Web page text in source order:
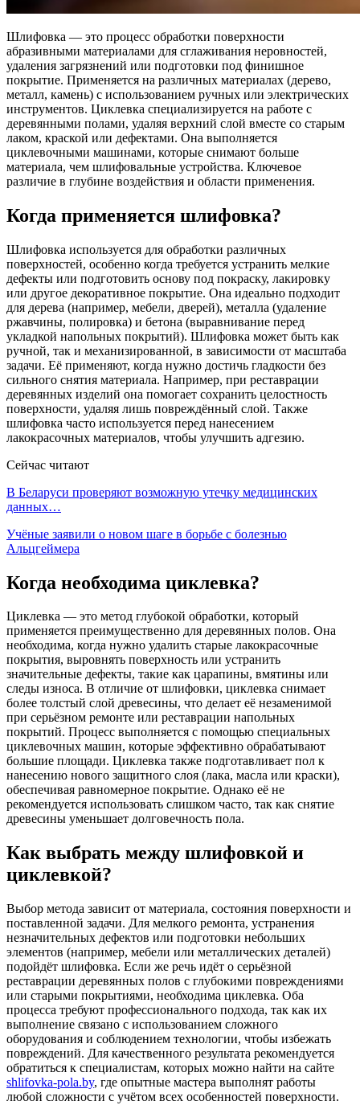
Шлифовка — это процесс обработки поверхности
абразивными материалами для сглаживания неровностей,
удаления загрязнений или подготовки под финишное
покрытие. Применяется на различных материалах (дерево,
металл, камень) с использованием ручных или электрических
инструментов. Циклевка специализируется на работе с
деревянными полами, удаляя верхний слой вместе со старым
лаком, краской или дефектами. Она выполняется
циклевочными машинами, которые снимают больше
материала, чем шлифовальные устройства. Ключевое
различие в глубине воздействия и области применения.
Когда применяется шлифовка?
Шлифовка используется для обработки различных
поверхностей, особенно когда требуется устранить мелкие
дефекты или подготовить основу под покраску, лакировку
или другое декоративное покрытие. Она идеально подходит
для дерева (например, мебели, дверей), металла (удаление
ржавчины, полировка) и бетона (выравнивание перед
укладкой напольных покрытий). Шлифовка может быть как
ручной, так и механизированной, в зависимости от масштаба
задачи. Её применяют, когда нужно достичь гладкости без
сильного снятия материала. Например, при реставрации
деревянных изделий она помогает сохранить целостность
поверхности, удаляя лишь повреждённый слой. Также
шлифовка часто используется перед нанесением
лакокрасочных материалов, чтобы улучшить адгезию.
Сейчас читают
В Беларуси проверяют возможную утечку медицинских
данных…
Учёные заявили о новом шаге в борьбе с болезнью
Альцгеймера
Когда необходима циклевка?
Циклевка — это метод глубокой обработки, который
применяется преимущественно для деревянных полов. Она
необходима, когда нужно удалить старые лакокрасочные
покрытия, выровнять поверхность или устранить
значительные дефекты, такие как царапины, вмятины или
следы износа. В отличие от шлифовки, циклевка снимает
более толстый слой древесины, что делает её незаменимой
при серьёзном ремонте или реставрации напольных
покрытий. Процесс выполняется с помощью специальных
циклевочных машин, которые эффективно обрабатывают
большие площади. Циклевка также подготавливает пол к
нанесению нового защитного слоя (лака, масла или краски),
обеспечивая равномерное покрытие. Однако её не
рекомендуется использовать слишком часто, так как снятие
древесины уменьшает долговечность пола.
Как выбрать между шлифовкой и
циклевкой?
Выбор метода зависит от материала, состояния поверхности и
поставленной задачи. Для мелкого ремонта, устранения
незначительных дефектов или подготовки небольших
элементов (например, мебели или металлических деталей)
подойдёт шлифовка. Если же речь идёт о серьёзной
реставрации деревянных полов с глубокими повреждениями
или старыми покрытиями, необходима циклевка. Оба
процесса требуют профессионального подхода, так как их
выполнение связано с использованием сложного
оборудования и соблюдением технологии, чтобы избежать
повреждений. Для качественного результата рекомендуется
обратиться к специалистам, которых можно найти на сайте
shlifovka-pola.by, где опытные мастера выполнят работы
любой сложности с учётом всех особенностей поверхности.